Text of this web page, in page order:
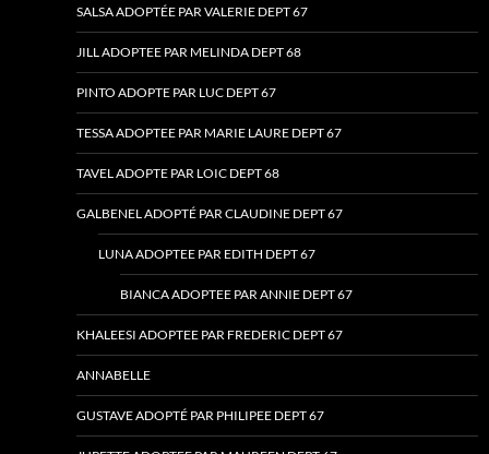
SALSA ADOPTÉE PAR VALERIE DEPT 67
JILL ADOPTEE PAR MELINDA DEPT 68
PINTO ADOPTE PAR LUC DEPT 67
TESSA ADOPTEE PAR MARIE LAURE DEPT 67
TAVEL ADOPTE PAR LOIC DEPT 68
GALBENEL ADOPTÉ PAR CLAUDINE DEPT 67
LUNA ADOPTEE PAR EDITH DEPT 67
BIANCA ADOPTEE PAR ANNIE DEPT 67
KHALEESI ADOPTEE PAR FREDERIC DEPT 67
ANNABELLE
GUSTAVE ADOPTÉ PAR PHILIPEE DEPT 67